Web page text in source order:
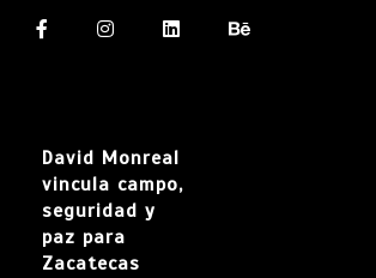
David Monreal
vincula campo,
seguridad y
paz para
Zacatecas